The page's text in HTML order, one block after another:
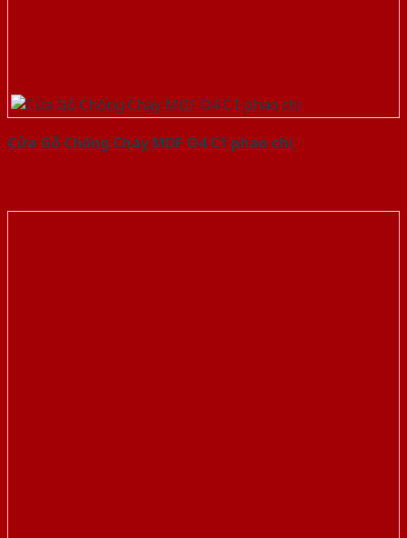
Cửa Gỗ Chống Cháy MDF O4 C1 phao chi